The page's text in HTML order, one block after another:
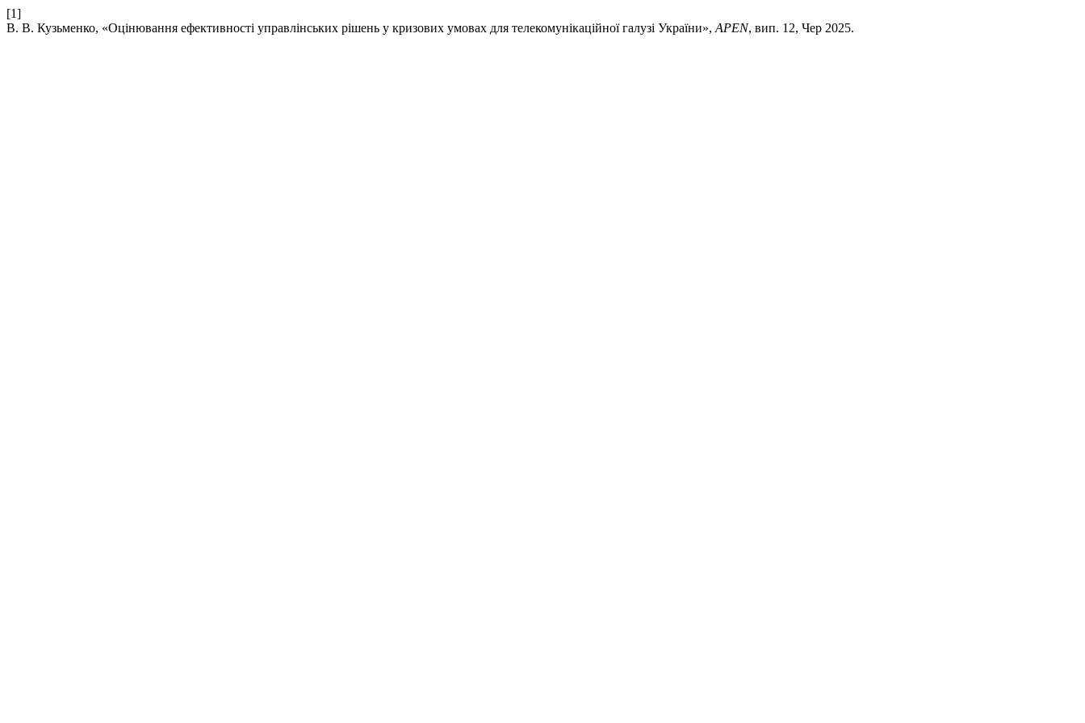
[1]
В. В. Кузьменко, «Оцінювання ефективності управлінських рішень у кризових умовах для телекомунікаційної галузі України», APEN, вип. 12, Чер 2025.